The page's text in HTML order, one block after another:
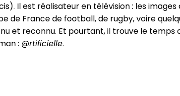
Il est réalisateur en télévision : les images
de France de football, de rugby, voire
et reconnu. Et pourtant, il trouve le temps
: @rtificielle.